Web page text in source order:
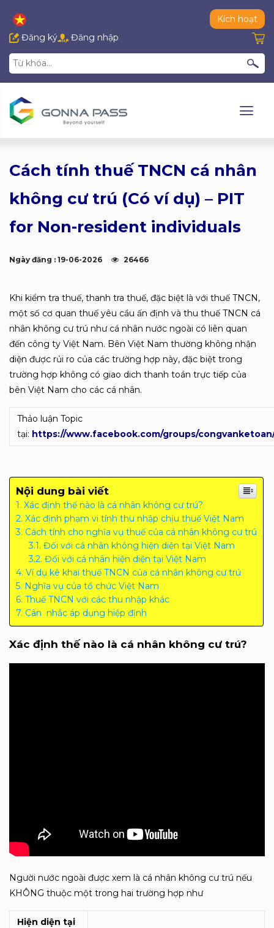
Kích hoạt
Đăng ký
Đăng nhập
Cách tính thuế TNCN cá nhân
không cư trú (Có ví dụ) – PIT
for Non-resident individuals
Ngày đăng : 19-06-2026 26466
Khi kiểm tra thuế, thanh tra thuế, đặc biệt là với thuế TNCN,
một số cơ quan thuế yêu cầu ấn định và thu thuế TNCN cá
nhân không cư trú như cá nhân nước ngoài có liên quan
đến công ty Việt Nam. Bên Việt Nam thường không nhận
diện được rủi ro của các trường hợp này, đặc biệt trong
trường hợp không có giao dich thanh toán trực tiếp của
bên Việt Nam cho các cá nhân.
Thảo luận Topic
tại: https://www.facebook.com/groups/
Nội dung bài viết
Xác định thế nào là cá nhân không cư trú?
Xác định phạm vi tính thu nhập chịu thuế Việt Nam
Cách tính cho nghĩa vụ thuế của cá nhân không cư trú
Đối với cá nhân không hiện diện tại Việt Nam
Đối với cá nhân hiện diện tại Việt Nam
Ví dụ kê khai thuế TNCN của cá nhân không cư trú
Nghĩa vụ của tổ chức Việt Nam
Thuế TNCN với các thu nhập khác
Cân nhắc áp dụng hiệp định
Xác định thế nào là cá nhân không cư trú?
Người nước ngoài được xem là cá nhân không cư trú nếu
KHÔNG thuộc một trong hai trường hợp như
Hiện diện tại